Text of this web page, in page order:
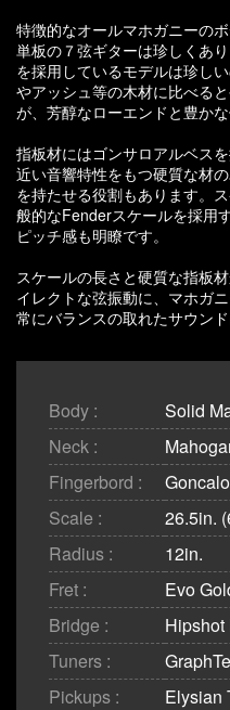
特徴的なオールマホガニーの
単板の７弦ギターは珍しくあ
を採用しているモデルは珍し
やアッシュ等の木材に比べる
が、芳醇なローエンドと豊かな
指板材にはゴンサロアルベス
近い音響特性をもつ硬質な材
を持たせる役割もあります。
般的なFenderスケールを採用
ピッチ感も明瞭です。
スケールの長さと硬質な指板
イレクトな弦振動に、マホガ
常にバランスの取れたサウンド
Body :
Solid
Neck :
Fingerbord :
Scale :
26.5in.
Radius :
12in.
Fret :
Evo
Bridge :
Hipshot
Tuners :
Pickups :
Elysian